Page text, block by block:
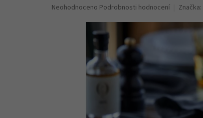
Průměrné
Neohodnoceno Podrobnosti hodnocení Značka: